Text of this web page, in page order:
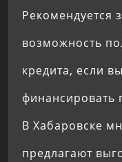
Рекомендуется
возможность
кредита, если
финансировать
В Хабаровске
предлагают